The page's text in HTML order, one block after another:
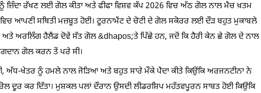
ਰੱਖਣ ਲਈ ਗੋਲ ਕੀਤਾ ਅਤੇ ਫੀਫਾ ਵਿਸ਼ਵ ਕੱਪ 2026 ਵਿਚ ਅੱਠ ਗੋਲ ਨਾਲ ਮੈਚ ਖ਼ਤਮ
ਵਿਚ ਆਪਣੀ ਸਥਿਤੀ ਮਜ਼ਬੂਤ ਹੋਈ। ਟੂਰਨਾਮੈਂਟ ਦੇ ਚੋਟੀ ਦੇ ਗੋਲ ਸਕੋਰਰ ਲਈ ਦੌੜ ਬਹੁਤ ਮੁਕਾਬਲੇ
ਅਤੇ ਅਰਲਿੰਗ ਹੈਲੈਂਡ ਦੋਵੇਂ ਸੱਤ ਗੋਲ &dhapos;ਤੇ ਪਿੱਛੇ ਹਨ, ਜਦੋਂ ਕਿ ਹੈਰੀ ਕੇਨ ਛੇ ਗੋਲ ਦੇ ਨਾਲ
ਗੋਲ ਕਰਨ ਤੋਂ ਪਰੇ ਸੀ।
ਅੱਧ-ਖੇਤਰ ਨੂੰ ਹਮਲੇ ਨਾਲ ਜੋੜਿਆ ਅਤੇ ਬਹੁਤ ਸਾਰੇ ਮੌਕੇ ਪੈਦਾ ਕੀਤੇ ਕਿਉਂਕਿ ਅਰਜਨਟੀਨਾ ਨੇ
ਦੂਰ ਕਰ ਦਿੱਤਾ। ਮੁਸ਼ਕਲ ਪਲਾਂ ਦੌਰਾਨ ਉਸਦੀ ਲੀਡਰਸ਼ਿਪ ਮਹੱਤਵਪੂਰਨ ਸਾਬਤ ਹੋਈ ਕਿਉਂਕਿ